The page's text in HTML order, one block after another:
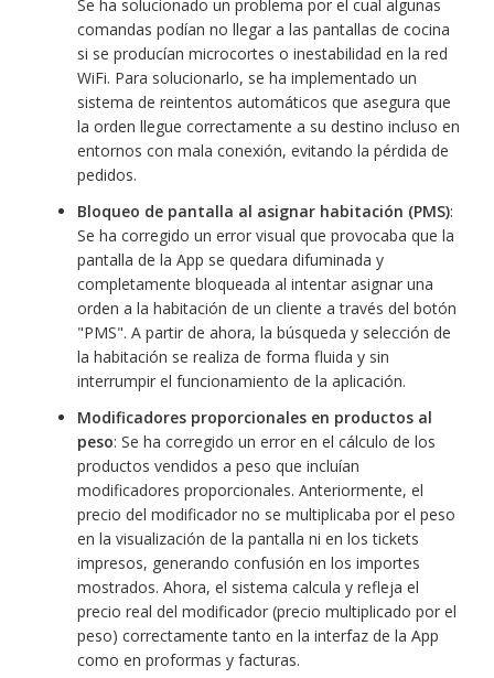
Se ha solucionado un problema por el cual algunas
comandas podían no llegar a las pantallas de cocina
si se producían microcortes o inestabilidad en la red
WiFi. Para solucionarlo, se ha implementado un
sistema de reintentos automáticos que asegura que
la orden llegue correctamente a su destino incluso en
entornos con mala conexión, evitando la pérdida de
pedidos.
Bloqueo de pantalla al asignar habitación (PMS):
Se ha corregido un error visual que provocaba que la
pantalla de la App se quedara difuminada y
completamente bloqueada al intentar asignar una
orden a la habitación de un cliente a través del botón
"PMS". A partir de ahora, la búsqueda y selección de
la habitación se realiza de forma fluida y sin
interrumpir el funcionamiento de la aplicación.
Modificadores proporcionales en productos al
peso: Se ha corregido un error en el cálculo de los
productos vendidos a peso que incluían
modificadores proporcionales. Anteriormente, el
precio del modificador no se multiplicaba por el peso
en la visualización de la pantalla ni en los tickets
impresos, generando confusión en los importes
mostrados. Ahora, el sistema calcula y refleja el
precio real del modificador (precio multiplicado por el
peso) correctamente tanto en la interfaz de la App
como en proformas y facturas.